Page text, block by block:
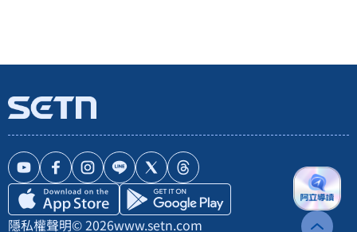
隱私權聲明© 2026www.setn.com